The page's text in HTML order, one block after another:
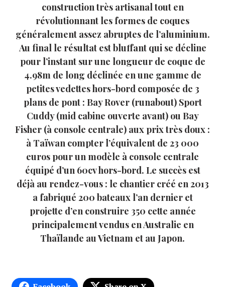
construction très artisanal tout en
révolutionnant les formes de coques
généralement assez abruptes de l’aluminium.
Au final le résultat est bluffant qui se décline
pour l’instant sur une longueur de coque de
4.98m de long déclinée en une gamme de
petites vedettes hors-bord composée de 3
plans de pont : Bay Rover (runabout) Sport
Cuddy (mid cabine ouverte avant) ou Bay
Fisher (à console centrale) aux prix très doux :
à Taïwan compter l’équivalent de 23 000
euros pour un modèle à console centrale
équipé d’un 60cv hors-bord. Le succès est
déjà au rendez-vous : le chantier créé en 2013
a fabriqué 200 bateaux l’an dernier et
projette d’en construire 350 cette année
principalement vendus en Australie en
Thaïlande au Vietnam et au Japon.